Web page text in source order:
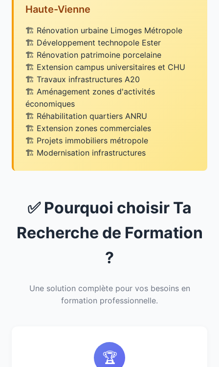
Haute-Vienne
Rénovation urbaine Limoges Métropole
Développement technopole Ester
Rénovation patrimoine porcelaine
Extension campus universitaires et CHU
Travaux infrastructures A20
Aménagement zones d'activités
économiques
Réhabilitation quartiers ANRU
Extension zones commerciales
Projets immobiliers métropole
Modernisation infrastructures
✅ Pourquoi choisir Ta
Recherche de Formation
?
Une solution complète pour vos besoins en
formation professionnelle.
🏆